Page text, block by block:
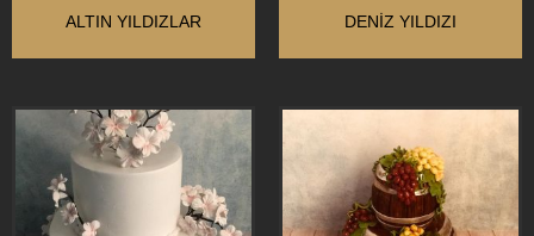
ALTIN YILDIZLAR DENIZ YILDIZI